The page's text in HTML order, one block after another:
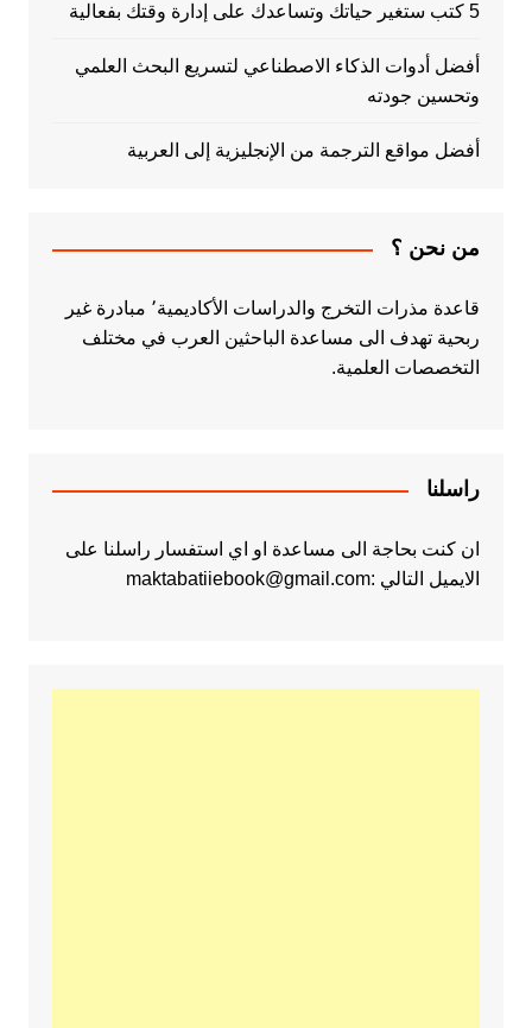
5 كتب ستغير حياتك وتساعدك على إدارة وقتك بفعالية
أفضل أدوات الذكاء الاصطناعي لتسريع البحث العلمي
وتحسين جودته
أفضل مواقع الترجمة من الإنجليزية إلى العربية
من نحن ؟
قاعدة مذرات التخرج والدراسات الأكاديمية٬ مبادرة غير
ربحية تهدف الى مساعدة الباحثين العرب في مختلف
التخصصات العلمية.
راسلنا
ان كنت بحاجة الى مساعدة او اي استفسار راسلنا على
الايميل التالي :maktabatiiebook@gmail.com